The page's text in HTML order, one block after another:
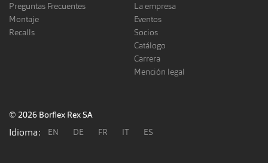
Preguntas Frecuentes
Montaje
Recalls
La empresa
Eventos
Socios
Catálogo
Carrera
Mención legal
© 2026 Borflex Rex SA
Idioma: EN DE FR IT ES